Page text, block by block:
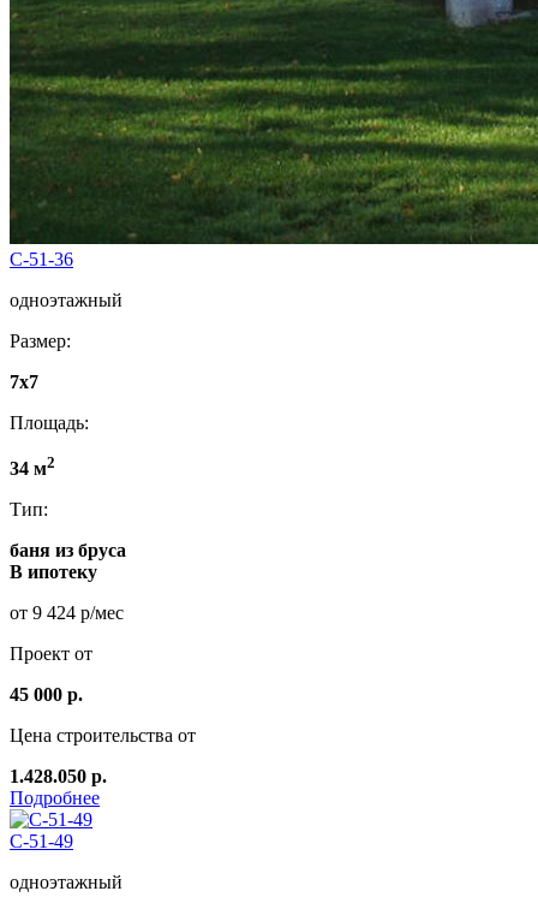
C-51-36
одноэтажный
Размер:
7х7
Площадь:
34 м2
Тип:
баня из бруса
В ипотеку
от 9 424 р/мес
Проект от
45 000 р.
Цена строительства от
1.428.050 р.
Подробнее
C-51-49
одноэтажный